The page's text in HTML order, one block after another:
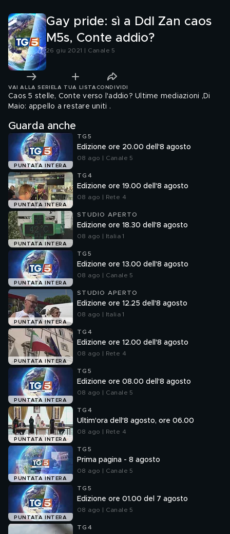
Gay pride: sì a Ddl Zan caos
M5s, Conte addio?
26 giu 2021 | Canale 5
VAI ALLA SERIE LA TUA LISTA CONDIVIDI
Caos 5 stelle, Conte verso l'addio? Ultime mediazioni ,Di
Maio: appello a restare uniti .
Guarda anche
PUNTATA INTERA
TG5
Edizione ore 20.00 dell'8 agosto
08 ago | Canale 5
PUNTATA INTERA
TG4
Edizione ore 19.00 dell'8 agosto
08 ago | Rete 4
PUNTATA INTERA
STUDIO APERTO
Edizione ore 18.30 dell'8 agosto
08 ago | Italia 1
PUNTATA INTERA
TG5
Edizione ore 13.00 dell'8 agosto
08 ago | Canale 5
PUNTATA INTERA
STUDIO APERTO
Edizione ore 12.25 dell'8 agosto
08 ago | Italia 1
PUNTATA INTERA
TG4
Edizione ore 12.00 dell'8 agosto
08 ago | Rete 4
PUNTATA INTERA
TG5
Edizione ore 08.00 dell'8 agosto
08 ago | Canale 5
PUNTATA INTERA
TG4
Ultim'ora dell'8 agosto, ore 06.00
08 ago | Rete 4
PUNTATA INTERA
TG5
Prima pagina - 8 agosto
08 ago | Canale 5
PUNTATA INTERA
TG5
Edizione ore 01.00 del 7 agosto
08 ago | Canale 5
TG4